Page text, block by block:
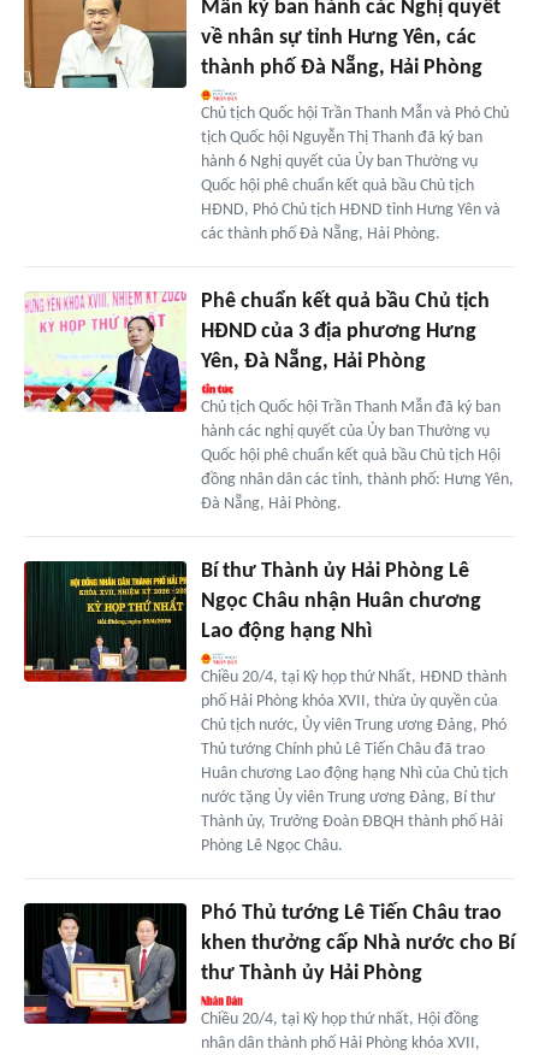
Mẫn ký ban hành các Nghị quyết
về nhân sự tỉnh Hưng Yên, các
thành phố Đà Nẵng, Hải Phòng
Chủ tịch Quốc hội Trần Thanh Mẫn và Phó Chủ
tịch Quốc hội Nguyễn Thị Thanh đã ký ban
hành 6 Nghị quyết của Ủy ban Thường vụ
Quốc hội phê chuẩn kết quả bầu Chủ tịch
HĐND, Phó Chủ tịch HĐND tỉnh Hưng Yên và
các thành phố Đà Nẵng, Hải Phòng.
Phê chuẩn kết quả bầu Chủ tịch
HĐND của 3 địa phương Hưng
Yên, Đà Nẵng, Hải Phòng
Chủ tịch Quốc hội Trần Thanh Mẫn đã ký ban
hành các nghị quyết của Ủy ban Thường vụ
Quốc hội phê chuẩn kết quả bầu Chủ tịch Hội
đồng nhân dân các tỉnh, thành phố: Hưng Yên,
Đà Nẵng, Hải Phòng.
Bí thư Thành ủy Hải Phòng Lê
Ngọc Châu nhận Huân chương
Lao động hạng Nhì
Chiều 20/4, tại Kỳ họp thứ Nhất, HĐND thành
phố Hải Phòng khóa XVII, thừa ủy quyền của
Chủ tịch nước, Ủy viên Trung ương Đảng, Phó
Thủ tướng Chính phủ Lê Tiến Châu đã trao
Huân chương Lao động hạng Nhì của Chủ tịch
nước tặng Ủy viên Trung ương Đảng, Bí thư
Thành ủy, Trưởng Đoàn ĐBQH thành phố Hải
Phòng Lê Ngọc Châu.
Phó Thủ tướng Lê Tiến Châu trao
khen thưởng cấp Nhà nước cho Bí
thư Thành ủy Hải Phòng
Chiều 20/4, tại Kỳ họp thứ nhất, Hội đồng
nhân dân thành phố Hải Phòng khóa XVII,